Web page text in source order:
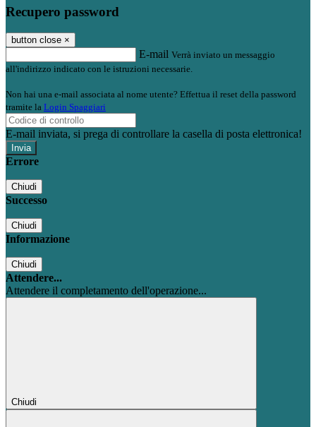
Recupero password
button close ×
E-mail Verrà inviato un messaggio
all'indirizzo indicato con le istruzioni necessarie.
Non hai una e-mail associata al nome utente? Effettua il reset della password
tramite la Login Spaggiari
E-mail inviata, si prega di controllare la casella di posta elettronica!
Errore
Chiudi
Successo
Chiudi
Informazione
Chiudi
Attendere...
Attendere il completamento dell'operazione...
Chiudi